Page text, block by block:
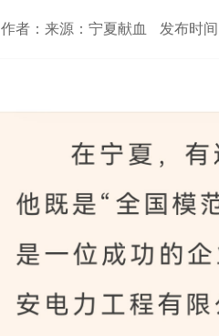
作者：来源：宁夏献血 发布时